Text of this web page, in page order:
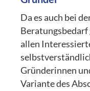
Da es auch bei
Beratungsbedarf
allen
Gründerinnen
Variante des